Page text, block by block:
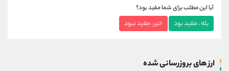
آیا این مطلب برای شما مفید بود؟
بله ، مفید بود خیر ، مفید نبود
ارز های بروزرسانی شده